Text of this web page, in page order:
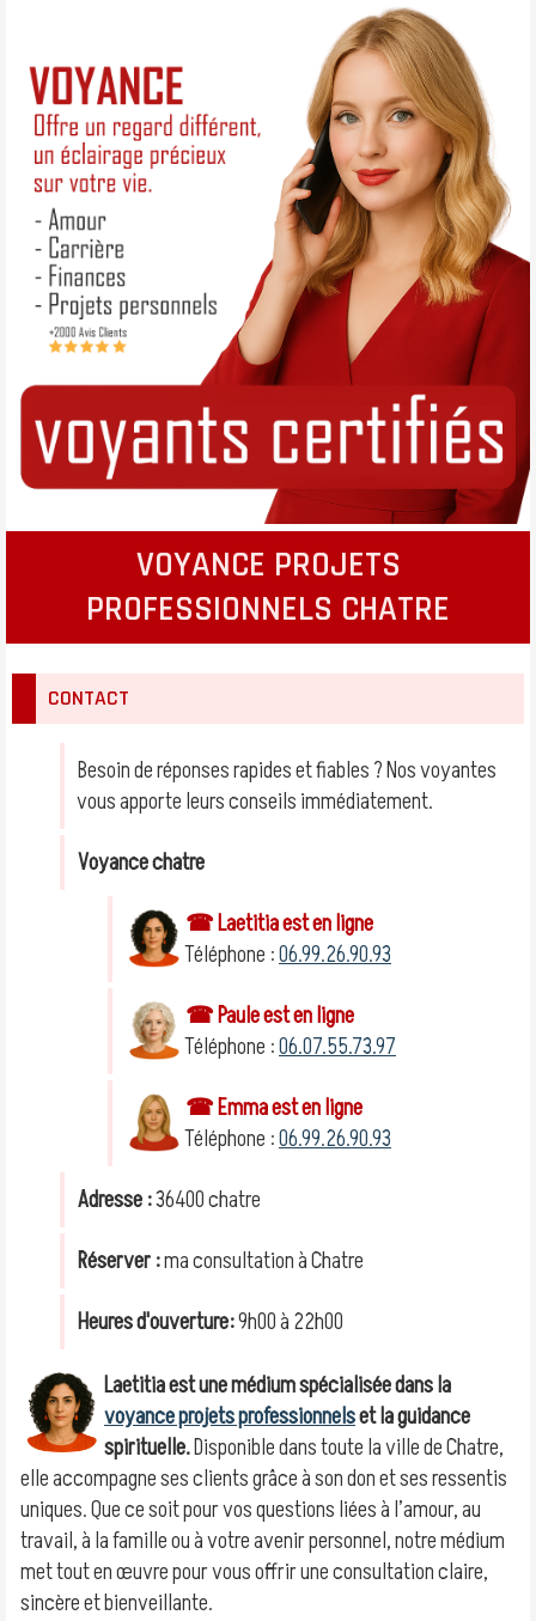
VOYANCE PROJETS
PROFESSIONNELS CHATRE
CONTACT
Besoin de réponses rapides et fiables ? Nos voyantes
vous apporte leurs conseils immédiatement.
Voyance chatre
☎ Laetitia est en ligne
Téléphone :06.99.26.90.93
☎ Paule est en ligne
Téléphone :06.07.55.73.97
☎ Emma est en ligne
Téléphone :06.99.26.90.93
Adresse :36400 chatre
Réserver :ma consultation à Chatre
Heures d'ouverture:9h00 à 22h00
Laetitia est une médium spécialisée dans la
voyance projets professionnelset la guidance
spirituelle.Disponible dans toute la ville de Chatre,
elle accompagne ses clients grâce à son don et ses ressentis
uniques. Que ce soit pour vos questions liées à l’amour, au
travail, à la famille ou à votre avenir personnel, notre médium
met tout en œuvre pour vous offrir une consultation claire,
sincère et bienveillante.